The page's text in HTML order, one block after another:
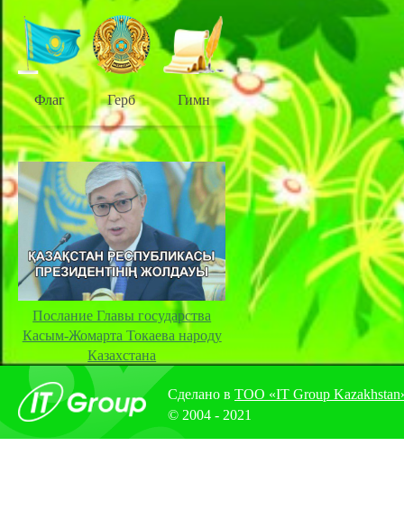
Флаг Герб Гимн
Послание Главы государства
Касым-Жомарта Токаева народу
Казахстана
Сделано в ТОО «IT Group
© 2004 - 2021